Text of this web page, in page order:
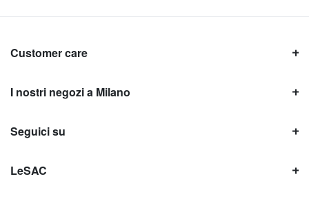
Customer care
I nostri negozi a Milano
Seguici su
LeSAC